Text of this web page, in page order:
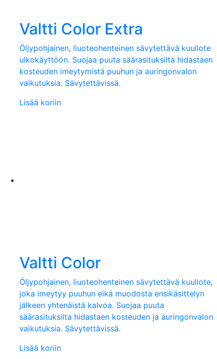
Valtti Color Extra
Öljypohjainen, liuoteohenteinen sävytettävä kuullote
ulkokäyttöön. Suojaa puuta säärasituksilta hidastaen
kosteuden imeytymistä puuhun ja auringonvalon
vaikutuksia. Sävytettävissä.
Lisää koriin
Valtti Color
Öljypohjainen, liuoteohenteinen sävytettävä kuullote,
joka imeytyy puuhun eikä muodosta ensikäsittelyn
jälkeen yhtenäistä kalvoa. Suojaa puuta
säärasituksilta hidastaen kosteuden ja auringonvalon
vaikutuksia. Sävytettävissä.
Lisää koriin